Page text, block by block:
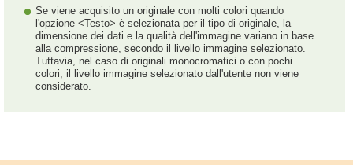
Se viene acquisito un originale con molti colori quando
l'opzione <Testo> è selezionata per il tipo di originale, la
dimensione dei dati e la qualità dell'immagine variano in base
alla compressione, secondo il livello immagine selezionato.
Tuttavia, nel caso di originali monocromatici o con pochi
colori, il livello immagine selezionato dall'utente non viene
considerato.